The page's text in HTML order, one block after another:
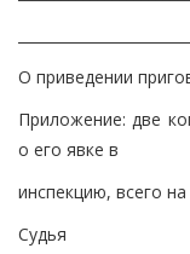
О приведении
Приложение: две
о его явке в
инспекцию, всего на
Судья